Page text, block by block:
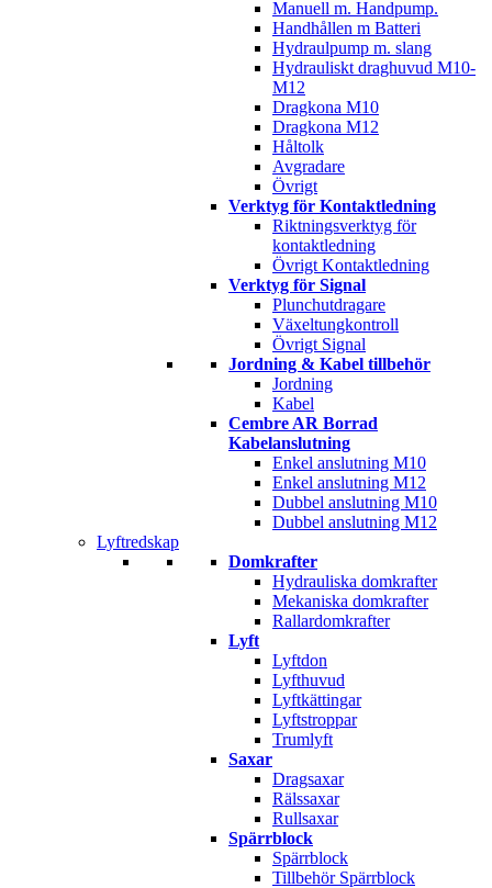
Manuell m. Handpump.
Handhållen m Batteri
Hydraulpump m. slang
Hydrauliskt draghuvud M10-
M12
Dragkona M10
Dragkona M12
Håltolk
Avgradare
Övrigt
Verktyg för Kontaktledning
Riktningsverktyg för
kontaktledning
Övrigt Kontaktledning
Verktyg för Signal
Plunchutdragare
Växeltungkontroll
Övrigt Signal
Jordning & Kabel tillbehör
Jordning
Kabel
Cembre AR Borrad
Kabelanslutning
Enkel anslutning M10
Enkel anslutning M12
Dubbel anslutning M10
Dubbel anslutning M12
Lyftredskap
Domkrafter
Hydrauliska domkrafter
Mekaniska domkrafter
Rallardomkrafter
Lyft
Lyftdon
Lyfthuvud
Lyftkättingar
Lyftstroppar
Trumlyft
Saxar
Dragsaxar
Rälssaxar
Rullsaxar
Spärrblock
Spärrblock
Tillbehör Spärrblock